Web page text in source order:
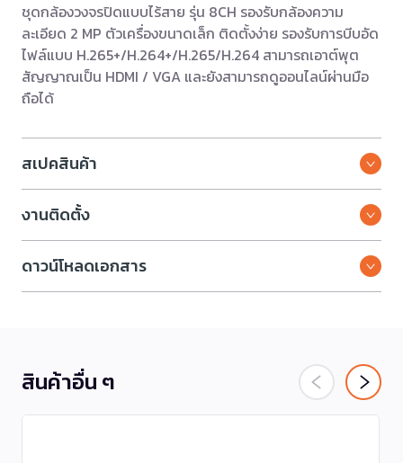
ชุดกล้องวงจรปิดแบบไร้สาย รุ่น 8CH รองรับกล้องความ
ละเอียด 2 MP ตัวเครื่องขนาดเล็ก ติดตั้งง่าย รองรับการบีบอัด
ไฟล์แบบ H.265+/H.264+/H.265/H.264 สามารถเอาต์พุต
สัญญาณเป็น HDMI / VGA และยังสามารถดูออนไลน์ผ่านมือ
ถือได้
สเปคสินค้า
งานติดตั้ง
ดาวน์โหลดเอกสาร
สินค้าอื่น ๆ